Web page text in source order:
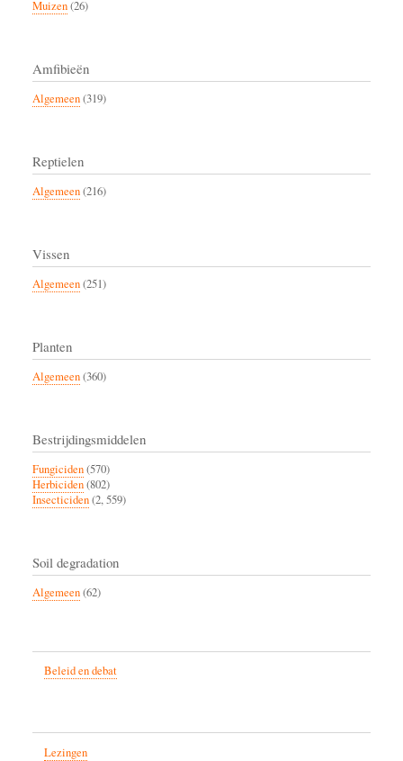
Muizen(26)
Amfibieën
Algemeen(319)
Reptielen
Algemeen(216)
Vissen
Algemeen(251)
Planten
Algemeen(360)
Bestrijdingsmiddelen
Fungiciden(570)
Herbiciden(802)
Insecticiden(2, 559)
Soil degradation
Algemeen(62)
Beleid en debat
Lezingen